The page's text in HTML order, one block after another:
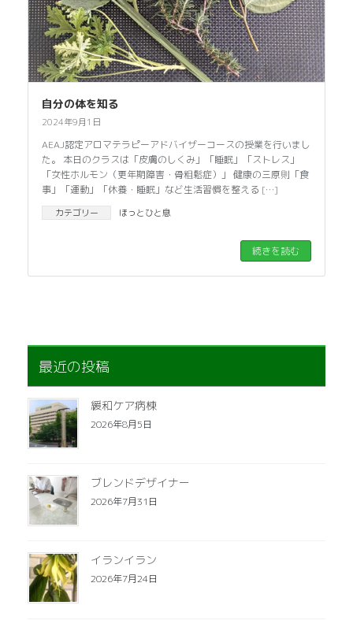
自分の体を知る
2024年9月1日
AEAJ認定アロマテラピーアドバイザーコースの授業を行いまし
た。 本日のクラスは「皮膚のしくみ」「睡眠」「ストレス」
「女性ホルモン（更年期障害・骨粗鬆症）」 健康の三原則「食
事」「運動」「休養・睡眠」など生活習慣を整える […]
カテゴリー ほっとひと息
続きを読む
最近の投稿
緩和ケア病棟
2026年8月5日
ブレンドデザイナー
2026年7月31日
イランイラン
2026年7月24日